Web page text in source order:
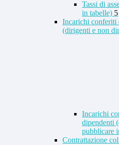
Tassi di
in tabelle) 5
Incarichi conferiti
(dirigenti e non
Incarichi
dipendenti
pubblicare
Contrattazione